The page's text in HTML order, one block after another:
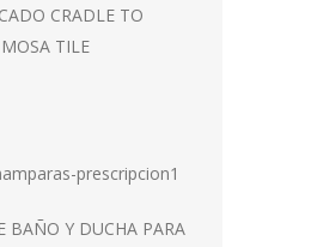
CRADLE TO
TILE
BAÑO Y DUCHA PARA